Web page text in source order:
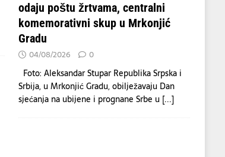
odaju poštu žrtvama, centralni
komemorativni skup u Mrkonjić
Gradu
04/08/2026 0
Foto: Aleksandar Stupar Republika Srpska i
Srbija, u Mrkonjić Gradu, obilježavaju Dan
sjećanja na ubijene i prognane Srbe u [...]